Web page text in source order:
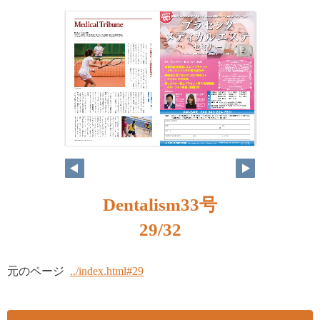
Dentalism33号
29/32
元のページ ../index.html#29